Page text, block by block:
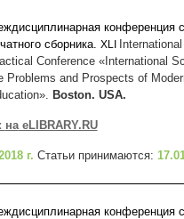
конференция
сборника. XLI
Conference «International
Problems and Prospects of
Boston. USA.
наeLIBRARY.RU
г. Статьи принимаются:
конференция